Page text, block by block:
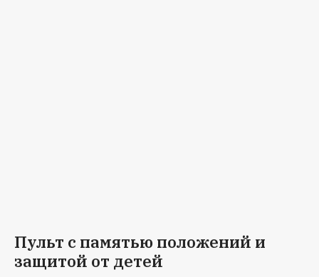
Пульт с памятью положений и
защитой от детей